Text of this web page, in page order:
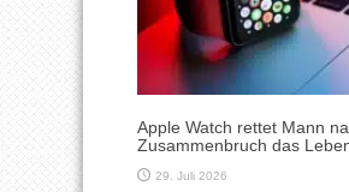
Apple Watch rettet Mann
Zusammenbruch das
29. Juli 2026